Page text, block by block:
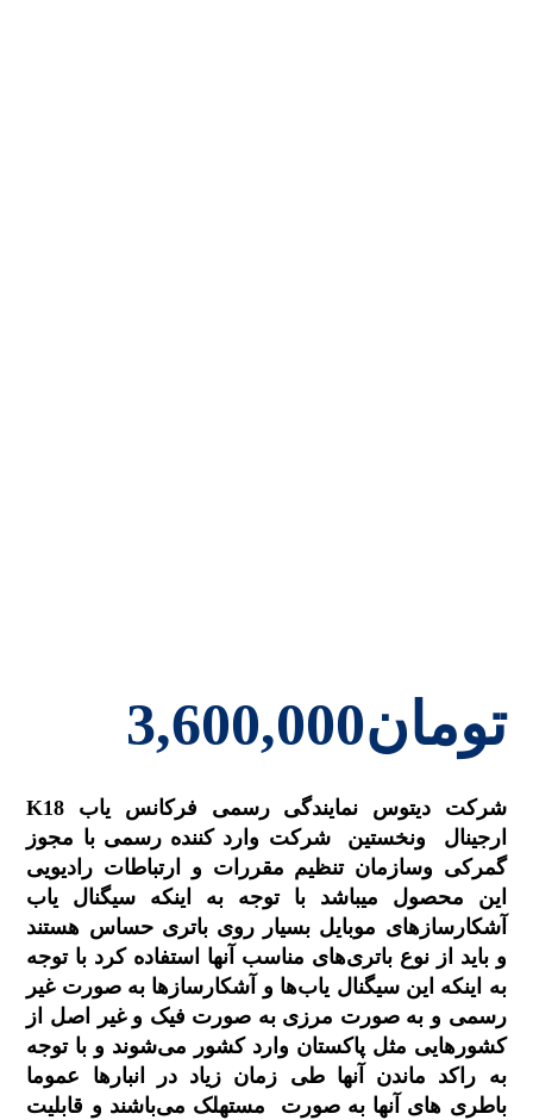
تومان3,600,000
شرکت دیتوس نمایندگی رسمی فرکانس یاب K18
ارجینال ونخستین شرکت وارد کننده رسمی با مجوز
گمرکی وسازمان تنظیم مقررات و ارتباطات رادیویی
این محصول میباشد با توجه به اینکه سیگنال یاب
آشکارسازهای موبایل بسیار روی باتری حساس هستند
و باید از نوع باتری‌های مناسب آنها استفاده کرد با توجه
به اینکه این سیگنال یاب‌ها و آشکارسازها به صورت غیر
رسمی و به صورت مرزی به صورت فیک و غیر اصل از
کشورهایی مثل پاکستان وارد کشور می‌شوند و با توجه
به راکد ماندن آنها طی زمان زیاد در انبارها عموما
باطری های آنها به صورت مستهلک می‌باشند و قابلیت